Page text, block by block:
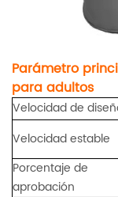
Parámetro
para adultos
Velocidad de
Velocidad estable
Porcentaje de
aprobación